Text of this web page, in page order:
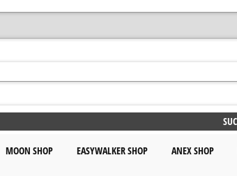
MOON SHOP EASYWALKER SHOP ANEX SHOP